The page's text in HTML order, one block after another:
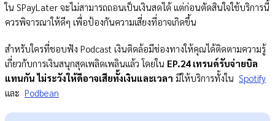
ใน SPayLater จะไม่สามารถถอนเป็นเงินสดได้ แต่ก่อนตัดสินใจใช้บริการนี้
ควรพิจารณาให้ดีๆ เพื่อป้องกันความเสี่ยงที่อาจเกิดขึ้น
สำหรับใครที่ชอบฟัง Podcast เงินติดล้อมีช่องทางให้คุณได้ติดตามความรู้
เกี่ยวกับการเงินสนุกสุดเพลิดเพลินแล้ว โดยใน EP.24 เทรนด์รับจ่ายบิล
แทนกัน ไม่ระวังให้ดีอาจเสียทั้งเงินและเวลา มีให้บริการทั้งใน Spotify
และ Podbean